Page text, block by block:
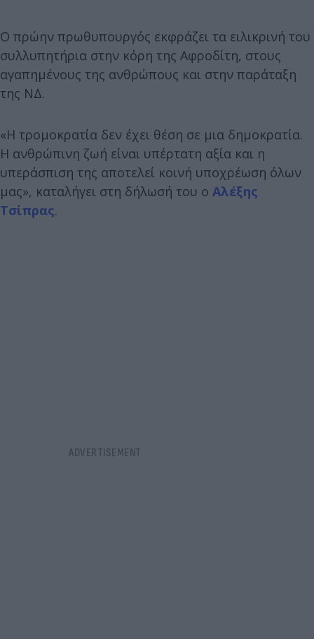
Ο πρώην πρωθυπουργός εκφράζει τα ειλικρινή του
συλλυπητήρια στην κόρη της Αφροδίτη, στους
αγαπημένους της ανθρώπους και στην παράταξη
της ΝΔ.
«Η τρομοκρατία δεν έχει θέση σε μια δημοκρατία.
Η ανθρώπινη ζωή είναι υπέρτατη αξία και η
υπεράσπιση της αποτελεί κοινή υποχρέωση όλων
μας», καταλήγει στη δήλωσή του ο Αλέξης
Τσίπρας.